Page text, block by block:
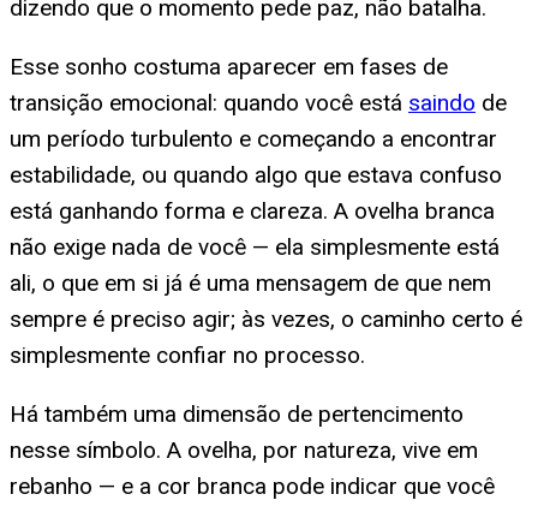
dizendo que o momento pede paz, não batalha.
Esse sonho costuma aparecer em fases de
transição emocional: quando você está saindo de
um período turbulento e começando a encontrar
estabilidade, ou quando algo que estava confuso
está ganhando forma e clareza. A ovelha branca
não exige nada de você — ela simplesmente está
ali, o que em si já é uma mensagem de que nem
sempre é preciso agir; às vezes, o caminho certo é
simplesmente confiar no processo.
Há também uma dimensão de pertencimento
nesse símbolo. A ovelha, por natureza, vive em
rebanho — e a cor branca pode indicar que você